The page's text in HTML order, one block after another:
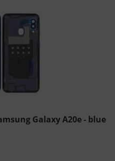
Galaxy A20e - blue